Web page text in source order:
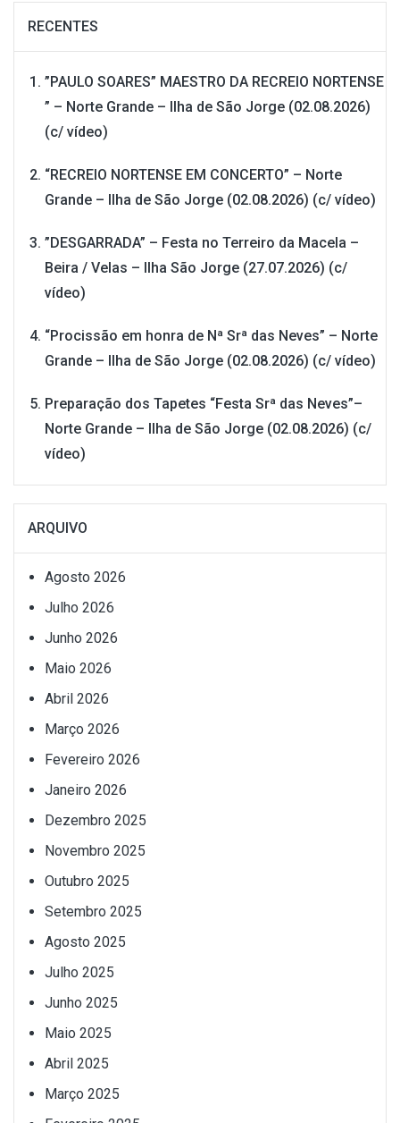
RECENTES
”PAULO SOARES” MAESTRO DA RECREIO NORTENSE
” – Norte Grande – Ilha de São Jorge (02.08.2026)
(c/ vídeo)
“RECREIO NORTENSE EM CONCERTO” – Norte
Grande – Ilha de São Jorge (02.08.2026) (c/ vídeo)
”DESGARRADA” – Festa no Terreiro da Macela –
Beira / Velas – Ilha São Jorge (27.07.2026) (c/
vídeo)
“Procissão em honra de Nª Srª das Neves” – Norte
Grande – Ilha de São Jorge (02.08.2026) (c/ vídeo)
Preparação dos Tapetes “Festa Srª das Neves”–
Norte Grande – Ilha de São Jorge (02.08.2026) (c/
vídeo)
ARQUIVO
Agosto 2026
Julho 2026
Junho 2026
Maio 2026
Abril 2026
Março 2026
Fevereiro 2026
Janeiro 2026
Dezembro 2025
Novembro 2025
Outubro 2025
Setembro 2025
Agosto 2025
Julho 2025
Junho 2025
Maio 2025
Abril 2025
Março 2025